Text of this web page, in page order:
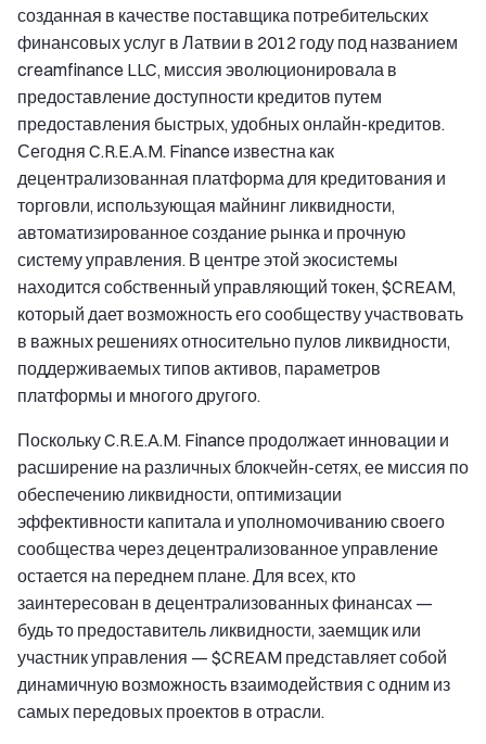
созданная в качестве поставщика потребительских
финансовых услуг в Латвии в 2012 году под названием
creamfinance LLC, миссия эволюционировала в
предоставление доступности кредитов путем
предоставления быстрых, удобных онлайн-кредитов.
Сегодня C.R.E.A.M. Finance известна как
децентрализованная платформа для кредитования и
торговли, использующая майнинг ликвидности,
автоматизированное создание рынка и прочную
систему управления. В центре этой экосистемы
находится собственный управляющий токен, $CREAM,
который дает возможность его сообществу участвовать
в важных решениях относительно пулов ликвидности,
поддерживаемых типов активов, параметров
платформы и многого другого.
Поскольку C.R.E.A.M. Finance продолжает инновации и
расширение на различных блокчейн-сетях, ее миссия по
обеспечению ликвидности, оптимизации
эффективности капитала и уполномочиванию своего
сообщества через децентрализованное управление
остается на переднем плане. Для всех, кто
заинтересован в децентрализованных финансах —
будь то предоставитель ликвидности, заемщик или
участник управления — $CREAM представляет собой
динамичную возможность взаимодействия с одним из
самых передовых проектов в отрасли.